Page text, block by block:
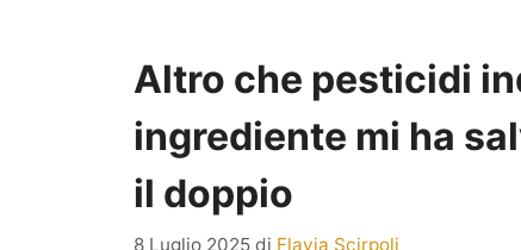
Altro che pesticidi
ingrediente mi ha
il doppio
8 Luglio 2025 di Flavia Scirpoli